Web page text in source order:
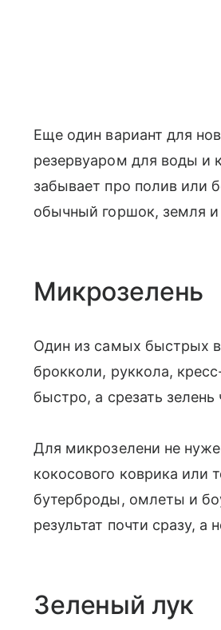
Еще один вариант для
резервуаром для воды и
забывает про полив или
обычный горшок, земля
Микрозелень
Один из самых быстрых
брокколи, руккола,
быстро, а срезать
Для микрозелени не
кокосового коврика или
бутерброды, омлеты и
результат почти сразу,
Зеленый лук